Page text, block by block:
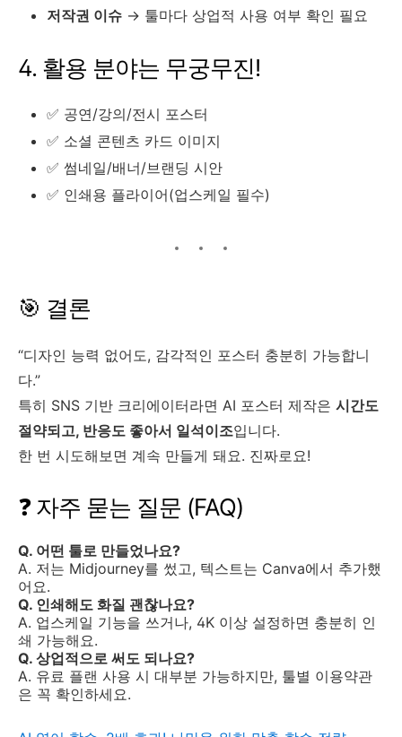
저작권 이슈 → 툴마다 상업적 사용 여부 확인 필요
4. 활용 분야는 무궁무진!
✅ 공연/강의/전시 포스터
✅ 소셜 콘텐츠 카드 이미지
✅ 썸네일/배너/브랜딩 시안
✅ 인쇄용 플라이어(업스케일 필수)
🎯 결론
“디자인 능력 없어도, 감각적인 포스터 충분히 가능합니
다.”
특히 SNS 기반 크리에이터라면 AI 포스터 제작은 시간도
절약되고, 반응도 좋아서 일석이조입니다.
한 번 시도해보면 계속 만들게 돼요. 진짜로요!
❓ 자주 묻는 질문 (FAQ)
Q. 어떤 툴로 만들었나요?
A. 저는 Midjourney를 썼고, 텍스트는 Canva에서 추가했
어요.
Q. 인쇄해도 화질 괜찮나요?
A. 업스케일 기능을 쓰거나, 4K 이상 설정하면 충분히 인
쇄 가능해요.
Q. 상업적으로 써도 되나요?
A. 유료 플랜 사용 시 대부분 가능하지만, 툴별 이용약관
은 꼭 확인하세요.